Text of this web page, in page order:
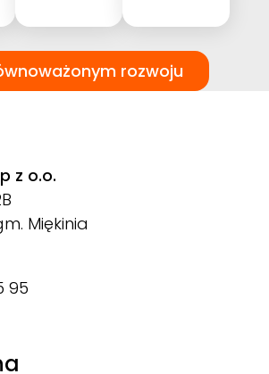
rozwoju
z o.o.
Miękinia
95